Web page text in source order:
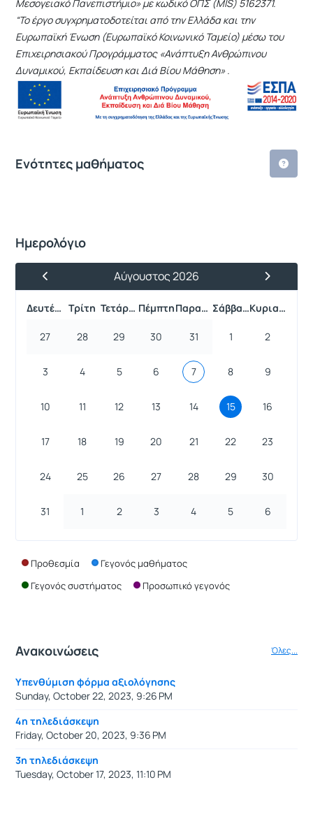
Μεσογειακό Πανεπιστήμιο» με κωδικό ΟΠΣ (MIS) 5162371.
“Το έργο συγχρηματοδοτείται από την Ελλάδα και την
Ευρωπαϊκή Ένωση (Ευρωπαϊκό Κοινωνικό Ταμείο) μέσω του
Επιχειρησιακού Προγράμματος «Ανάπτυξη Ανθρώπινου
Δυναμικού, Εκπαίδευση και Διά Βίου Μάθηση» .
Ενότητες μαθήματος
Ημερολόγιο
Προηγούμενος ΜήναςΑύγουστος 2026
Επόμενος
Δευτέρα Τρίτη Τετάρτη Πέμπτη Παρασκευή Σάββατο Κυριακή
27 28 29 30 31 1 2
3 4 5 6 7 8 9
10 11 12 13 14 15 16
17 18 19 20 21 22 23
24 25 26 27 28 29 30
31 1 2 3 4 5 6
Προθεσμία
Γεγονός μαθήματος
Γεγονός συστήματος
Προσωπικό γεγονός
Ανακοινώσεις Όλες...
Υπενθύμιση φόρμα αξιολόγησης
Sunday, October 22, 2023, 9:26 PM
4η τηλεδιάσκεψη
Friday, October 20, 2023, 9:36 PM
3η τηλεδιάσκεψη
Tuesday, October 17, 2023, 11:10 PM